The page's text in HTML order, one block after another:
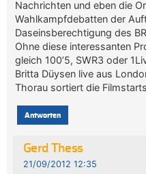
Nachrichten und eben die
Wahlkampfdebatten der
Daseinsberechtigung des
Ohne diese interessanten
gleich 100’5, SWR3 oder
Britta Düysen live aus
Thorau sortiert die
Antworten
Gerd Thess
21/09/2012 12:35